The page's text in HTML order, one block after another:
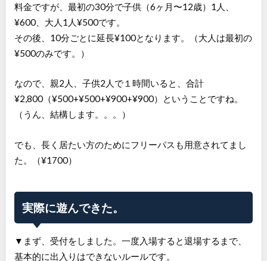
料金ですが、最初の30分で子供（6ヶ月〜12歳）1人、
¥600、大人1人¥500です。
その後、10分ごとに延長¥100となります。（大人は最初の
¥500のみです。）
なので、親2人、子供2人で１時間いると、合計
¥2,800（¥500+¥500+¥900+¥900）ということですね。
（うん、結構します。。。）
でも、長く居たい方のためにフリーパスも用意されてまし
た。（¥1700）
実際に遊んできた。
▼まず、受付をしました。一度入場すると退場するまで、
基本的に出入りはできないルールです。